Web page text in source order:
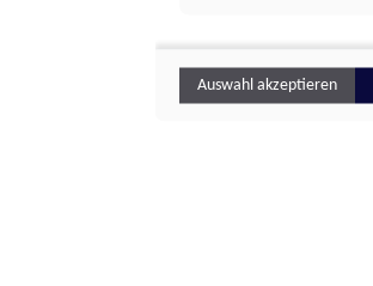
Auswahl akzeptieren